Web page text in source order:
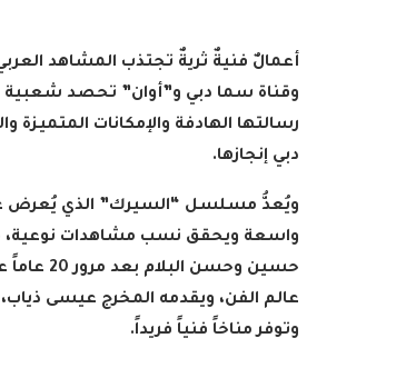
أعمالٌ فنيةٌ ثريةٌ تجتذب المشاهد
وقناة سما دبي و”أوان” تحصد شعبية
رسالتها الهادفة والإمكانات المتميزة
دبي إنجازها.
ويُعدُّ مسلسل “السيرك” الذي يُعرض
واسعة ويحقق نسب مشاهدات نوعية،
حسين
عالم الفن، ويقدمه المخرج عيسى
وتوفر مناخاً فنياً فريداً.